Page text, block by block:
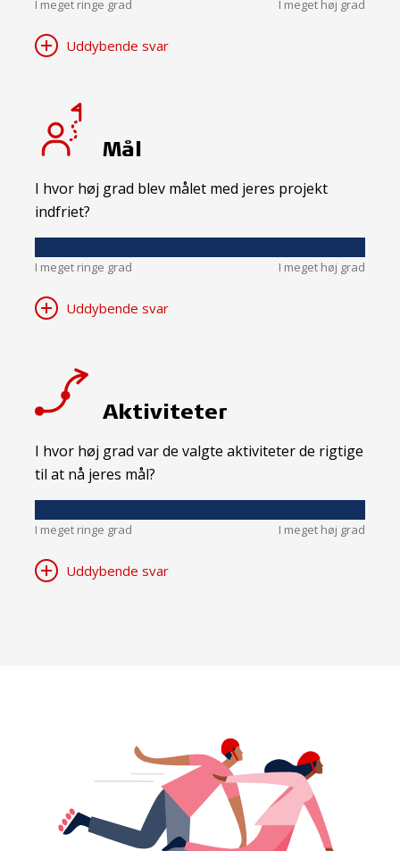
I meget ringe grad I meget høj grad
Uddybende svar
Mål
I hvor høj grad blev målet med jeres projekt
indfriet?
I meget ringe grad I meget høj grad
Uddybende svar
Aktiviteter
I hvor høj grad var de valgte aktiviteter de rigtige
til at nå jeres mål?
I meget ringe grad I meget høj grad
Uddybende svar